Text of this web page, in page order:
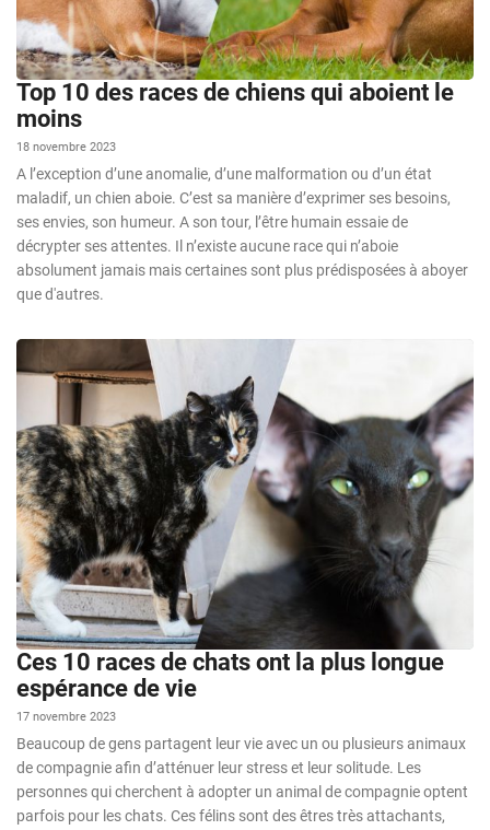
Top 10 des races de chiens qui aboient le
moins
18 novembre 2023
A l’exception d’une anomalie, d’une malformation ou d’un état
maladif, un chien aboie. C’est sa manière d’exprimer ses besoins,
ses envies, son humeur. A son tour, l’être humain essaie de
décrypter ses attentes. Il n’existe aucune race qui n’aboie
absolument jamais mais certaines sont plus prédisposées à aboyer
que d'autres.
Ces 10 races de chats ont la plus longue
espérance de vie
17 novembre 2023
Beaucoup de gens partagent leur vie avec un ou plusieurs animaux
de compagnie afin d’atténuer leur stress et leur solitude. Les
personnes qui cherchent à adopter un animal de compagnie optent
parfois pour les chats. Ces félins sont des êtres très attachants,